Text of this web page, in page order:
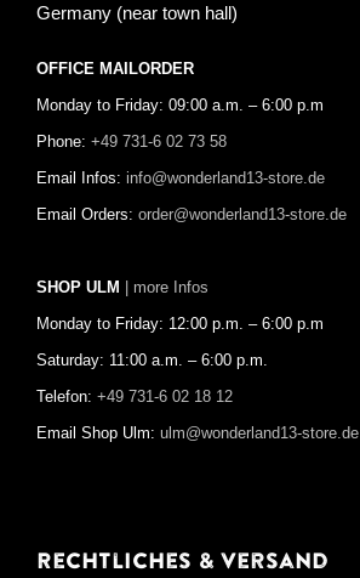
Germany (near town hall)
OFFICE MAILORDER
Monday to Friday: 09:00 a.m. – 6:00 p.m
Phone: +49 731-6 02 73 58
Email Infos: info@wonderland13-store.de
Email Orders: order@wonderland13-store.de
SHOP ULM | more Infos
Monday to Friday: 12:00 p.m. – 6:00 p.m
Saturday: 11:00 a.m. – 6:00 p.m.
Telefon: +49 731-6 02 18 12
Email Shop Ulm: ulm@wonderland13-store.de
Rechtliches & Versand